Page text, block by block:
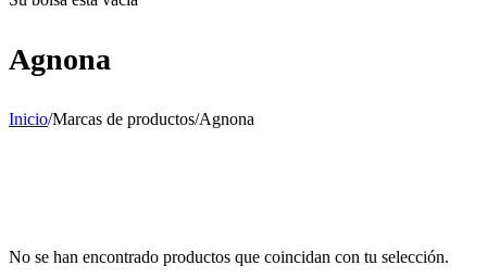
Agnona
Inicio/Marcas de productos/Agnona
No se han encontrado productos que coincidan con tu selección.